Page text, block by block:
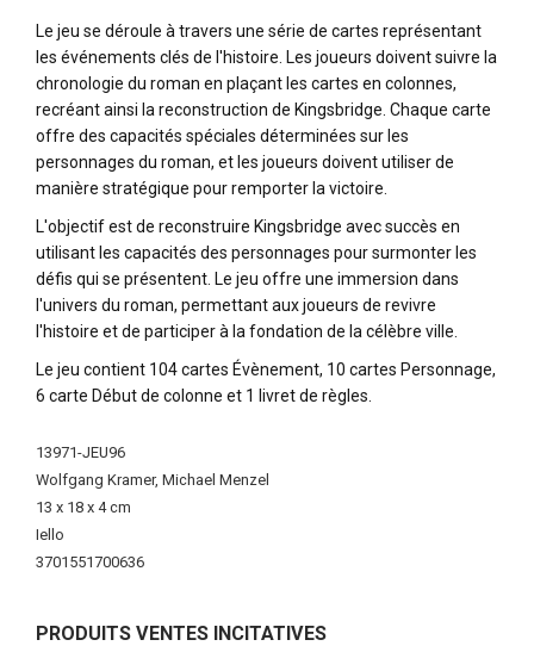
Le jeu se déroule à travers une série de cartes représentant
les événements clés de l'histoire. Les joueurs doivent suivre la
chronologie du roman en plaçant les cartes en colonnes,
recréant ainsi la reconstruction de Kingsbridge. Chaque carte
offre des capacités spéciales déterminées sur les
personnages du roman, et les joueurs doivent utiliser de
manière stratégique pour remporter la victoire.
L'objectif est de reconstruire Kingsbridge avec succès en
utilisant les capacités des personnages pour surmonter les
défis qui se présentent. Le jeu offre une immersion dans
l'univers du roman, permettant aux joueurs de revivre
l'histoire et de participer à la fondation de la célèbre ville.
Le jeu contient 104 cartes Évènement, 10 cartes Personnage,
6 carte Début de colonne et 1 livret de règles.
More
Information
13971-JEU96
Wolfgang Kramer, Michael Menzel
13 x 18 x 4 cm
Iello
3701551700636
PRODUITS VENTES INCITATIVES